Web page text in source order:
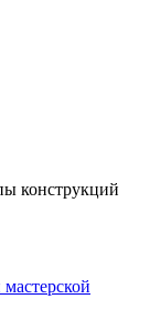
конструкций